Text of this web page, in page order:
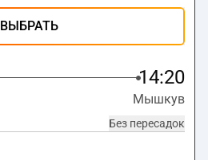
ВЫБРАТЬ
14:20
Мышкув
Без пересадок